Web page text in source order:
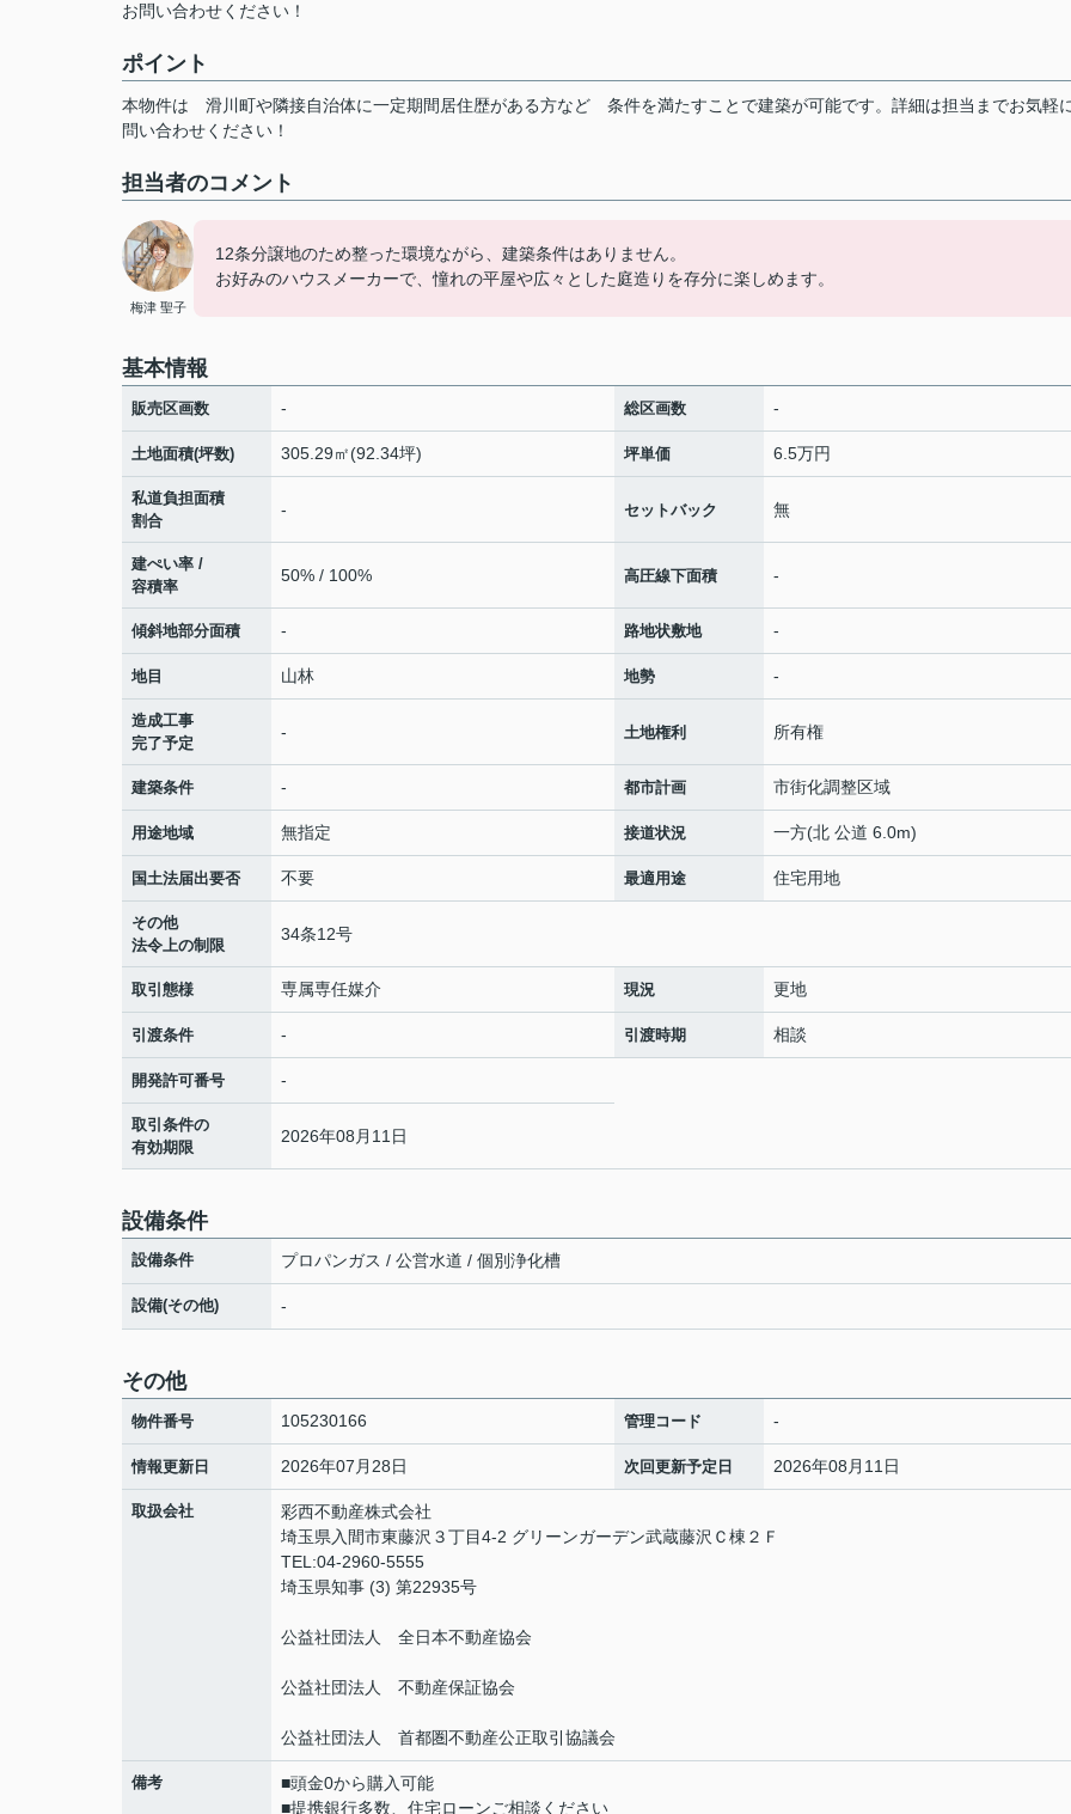
お問い合わせください！
ポイント
本物件は 滑川町や隣接自治体に一定期間居住歴がある方など
条件を満たすことで建築が可能です。詳細は担当までお気軽
問い合わせください！
担当者のコメント
梅津 聖子
12条分譲地のため整った環境ながら、建築条件はありません。
お好みのハウスメーカーで、憧れの平屋や広々とした庭造りを存分に楽しめます。
基本情報
販売区画数 - 総区画数 -
土地面積(坪数) 305.29㎡(92.34坪) 坪単価 6.5万円
私道負担面積
割合
- セットバック 無
建ぺい率 /
容積率
50% / 100% 高圧線下面積 -
傾斜地部分面積 - 路地状敷地 -
地目 山林 地勢 -
造成工事
完了予定
- 土地権利 所有権
建築条件 - 都市計画 市街化調整区域
用途地域 無指定 接道状況 一方(北 公道 6.0m)
国土法届出要否 不要 最適用途 住宅用地
その他
法令上の制限
34条12号
取引態様 専属専任媒介 現況 更地
引渡条件 - 引渡時期 相談
開発許可番号 -
取引条件の
有効期限
2026年08月11日
設備条件
設備条件 プロパンガス / 公営水道 / 個別浄化槽
設備(その他) -
その他
物件番号 105230166 管理コード -
情報更新日 2026年07月28日 次回更新予定日 2026年08月11日
取扱会社
彩西不動産株式会社
埼玉県入間市東藤沢３丁目4-2 グリーンガーデン武蔵藤沢Ｃ棟２Ｆ
TEL:04-2960-5555
埼玉県知事 (3) 第22935号
公益社団法人 全日本不動産協会
公益社団法人 不動産保証協会
公益社団法人 首都圏不動産公正取引協議会
備考
■頭金0から購入可能
■提携銀行多数、住宅ローンご相談ください